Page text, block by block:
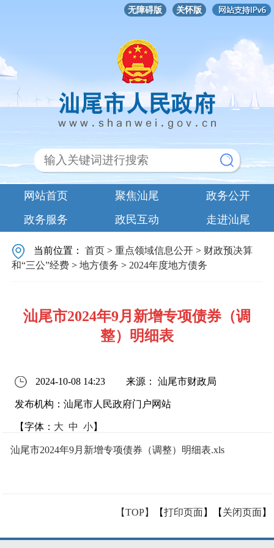
无障碍版 关怀版
网站首页 聚焦汕尾
政务公开
政务服务
政民互动 走进汕尾
当前位置：首页 >重点领域信息公开 > 财政预决算
和“三公”经费 >地方债务 > 2024年度地方债务
汕尾市2024年9月新增专项债券（调
整）明细表
2024-10-08 14:23 来源： 汕尾市财政局
发布机构：汕尾市人民政府门户网站
【字体： 大 中 小】
汕尾市2024年9月新增专项债券（调整）明细表.xls
【TOP】 【打印页面】【 关闭页面】